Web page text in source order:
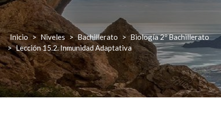
Inicio > Niveles > Bachillerato > Biología 2º Bachillerato
> Lección 15.2. Inmunidad Adaptativa